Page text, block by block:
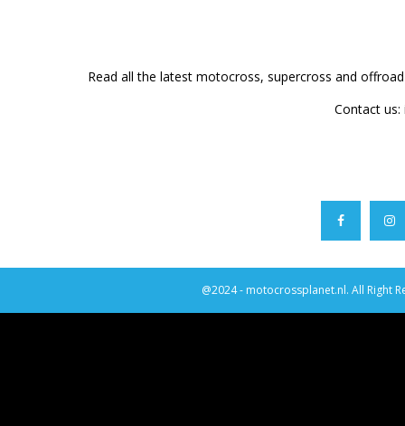
Read all the latest motocross, supercross and
Contact us:
@2024 - motocrossplanet.nl. All Right